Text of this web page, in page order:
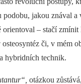
podobu, jakou znával a
orientoval –⁠ stačí zmínit
či, v mém
hybridních technik.
otázkou